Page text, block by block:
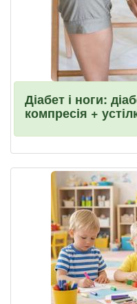
Діабет і ноги:
компресія +